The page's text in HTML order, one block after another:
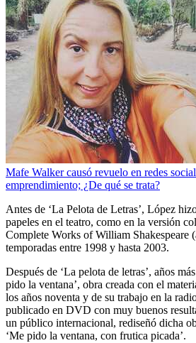
Mafe Walker causó revuelo en redes
emprendimiento; ¿De qué se trata?
Antes de ‘La Pelota de Letras’, López
papeles en el teatro, como en la versión
Complete Works of William Shakespeare
temporadas entre 1998 y hasta 2003.
Después de ‘La pelota de letras’, años
pido la ventana’, obra creada con el
los años noventa y de su trabajo en la
publicado en DVD con muy buenos
un público internacional, rediseñó dicha
‘Me pido la ventana, con frutica picada’.